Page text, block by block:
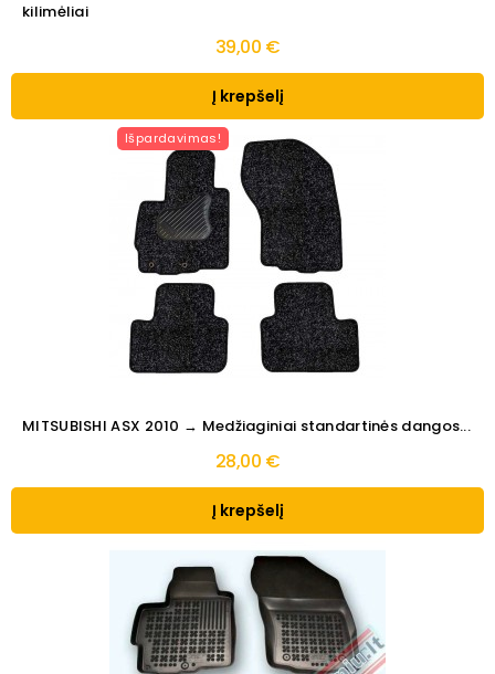
kilimėliai
39,00 €
Į krepšelį
Išpardavimas!
MITSUBISHI ASX 2010 → Medžiaginiai standartinės dangos...
28,00 €
Į krepšelį